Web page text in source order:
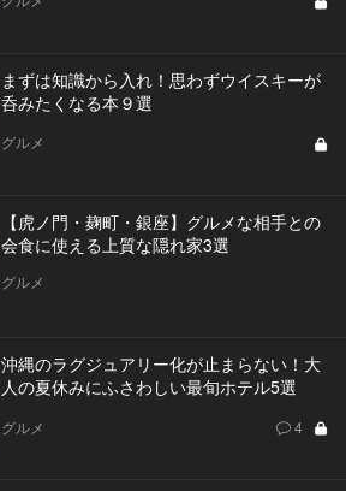
まずは知識から入れ！思わずウイスキーが
呑みたくなる本９選
グルメ
【虎ノ門・麹町・銀座】グルメな相手との
会食に使える上質な隠れ家3選
グルメ
沖縄のラグジュアリー化が止まらない！大
人の夏休みにふさわしい最旬ホテル5選
グルメ 4